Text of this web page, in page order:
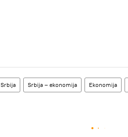
Srbija Srbija – ekonomija Ekonomija